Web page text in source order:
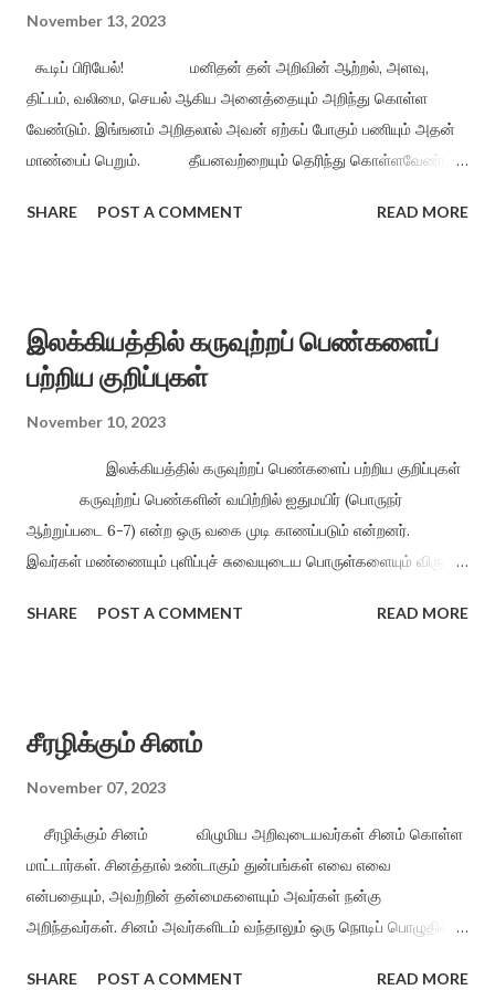
இருந்தால், அது ஓடுவது ஒழுங்காக இருக்கும்...
November 13, 2023
கூடிப் பிரியேல்! மனிதன் தன் அறிவின் ஆற்றல், அளவு,
திட்பம், வலிமை, செயல் ஆகிய அனைத்தையும் அறிந்து கொள்ள
வேண்டும். இங்ஙனம் அறிதலால் அவன் ஏற்கப் போகும் பணியும் அதன்
மாண்பைப் பெறும். தீயனவற்றையும் தெரிந்து கொள்ளவேண்டும்.
புறந்தள்ள ஏதுவாக இருக்கும். அறிவே மனிதனுக்கு ஆன்ற
இன்புற்று வாழப் பயன்படுகிறது. அறவழி ஆக்கம் எக்காலத்திலும்
நிலைத்து நிற்கும். நிலைத்த இன்பத்தையும் கொடுக்கும். உழைப்பை
நட்பின் காரணமாக ஏற்படுகிறது. நம்பினவரே கைவிட்டால் நம்மவர்,
நம்மோர் என்று இல்லாத...
SHARE POST A COMMENT READ MORE
இலக்கியத்தில் கருவுற்றப் பெண்களைப்
பற்றிய குறிப்புகள்
November 10, 2023
இலக்கியத்தில் கருவுற்றப் பெண்களைப் பற்றிய குறிப்புகள்
கருவுற்றப் பெண்களின் வயிற்றில் ஐதுமயிர் (பொருநர்
ஆற்றுப்படை 6-7) என்ற ஒரு வகை முடி காணப்படும் என்றனர்.
இவர்கள் மண்ணையும் புளிப்புச் சுவையுடைய பொருள்களையும் விரும்பி
வேட்டுவனின் அல்லது பகைவர் உண்ணா அருமண்ணினையே”
நடுநிலையாக்கவே கருவுற்ற பெண்கள் புளிப்பு, உப்பு மற்றும் துவர்ப்புச்
சுவையுடைய பொருள்களை விரும்பி உண்கின்றனர் என்றும் கூறுவர்.
பெண்ணின் உடலமைப்பிலும் உள்ளத்தின் போக்கிலு...
SHARE POST A COMMENT READ MORE
சீரழிக்கும் சினம்
November 07, 2023
சீரழிக்கும் சினம் விழுமிய அறிவுடையவர்கள் சினம் கொள்ள
மாட்டார்கள். சினத்தால் உண்டாகும் துன்பங்கள் எவை எவை
என்பதையும், அவற்றின் தன்மைகளையும் அவர்கள் நன்கு
அறிந்தவர்கள். சினம் அவர்களிடம் வந்தாலும் ஒரு நொடிப் பொழுதில்
SHARE POST A COMMENT READ MORE